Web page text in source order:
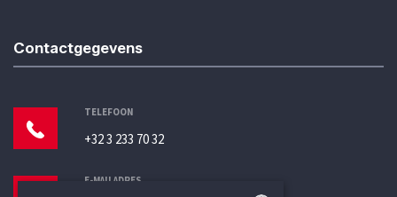
Contactgegevens
TELEFOON
+32 3 233 70 32
E-MAILADRES